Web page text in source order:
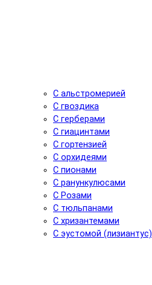
С альстромерией
С гвоздика
С герберами
С гиацинтами
С гортензией
С орхидеями
С пионами
С ранункулюсами
С Розами
С тюльпанами
С хризантемами
С эустомой (лизиантус)